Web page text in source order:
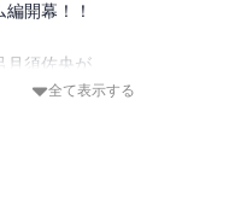
開幕！！
月須佐央が
全て表示する